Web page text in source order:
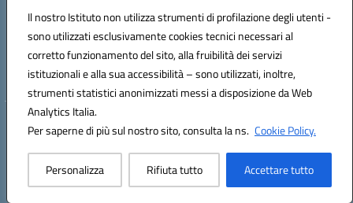
Il nostro Istituto non utilizza strumenti di profilazione degli utenti -
sono utilizzati esclusivamente cookies tecnici necessari al
corretto funzionamento del sito, alla fruibilità dei servizi
istituzionali e alla sua accessibilità – sono utilizzati, inoltre,
strumenti statistici anonimizzati messi a disposizione da Web
Analytics Italia.
Per saperne di più sul nostro sito, consulta la ns. Cookie Policy.
Personalizza Rifiuta tutto Accettare tutto
Codice fiscale: 93082010617
Codice meccanografico:CEIC87900Q
Codice Indice delle Pubbliche Amministrazioni (IPA): istsc_ceic87900q
Codice unico di fatturazione (CUF): UF44ZQ
Hosting & Powered by 3D Solution S.r.l.
Concept & Design by Designers Italia